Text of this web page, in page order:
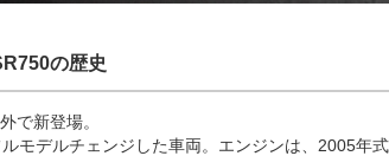
の歴史
で新登場。
モデルチェンジした車両。エンジンは、2005年